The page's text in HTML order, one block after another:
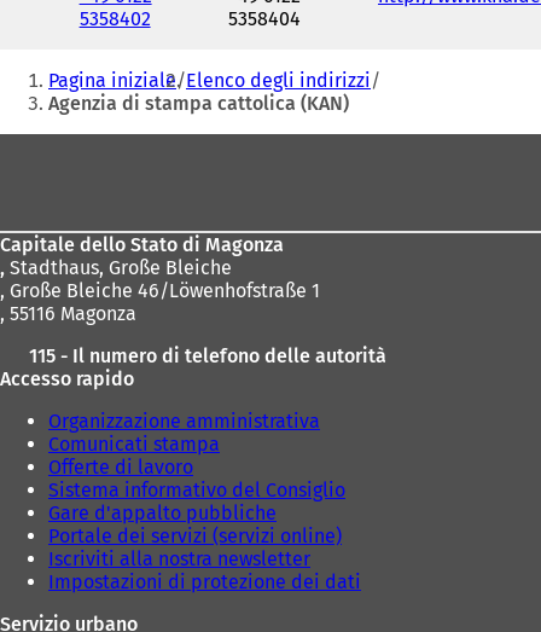
mail
5358402
5358404
Siete
qui:
Pagina iniziale Elenco degli indirizzi
Agenzia di stampa cattolica (KAN)
Capitale dello Stato di Magonza
, Stadthaus, Große Bleiche
, Große Bleiche 46/Löwenhofstraße 1
, 55116 Magonza
115 - Il numero di telefono delle autorità
Accesso rapido
Organizzazione amministrativa
Comunicati stampa
Offerte di lavoro
Sistema informativo del Consiglio
Gare d'appalto pubbliche
Portale dei servizi (servizi online)
Iscriviti alla nostra newsletter
Impostazioni di protezione dei dati
Servizio urbano